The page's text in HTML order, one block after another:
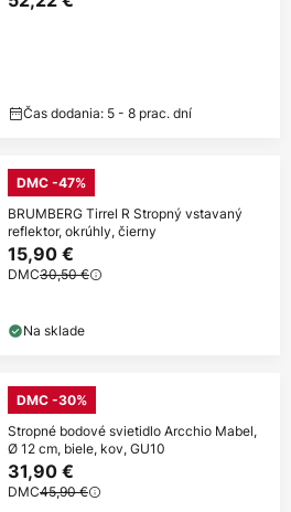
Čas dodania: 5 - 8 prac. dní
DMC -47%
BRUMBERG Tirrel R Stropný vstavaný
reflektor, okrúhly, čierny
15,90 €
DMC30,50 €
Na sklade
DMC -30%
Stropné bodové svietidlo Arcchio Mabel,
Ø 12 cm, biele, kov, GU10
31,90 €
DMC45,90 €